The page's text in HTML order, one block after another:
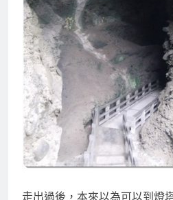
走出過後，本來以為可以到燈